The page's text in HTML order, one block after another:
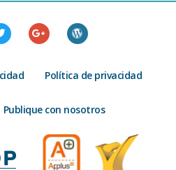
Política de privacidad
Publique con nosotros